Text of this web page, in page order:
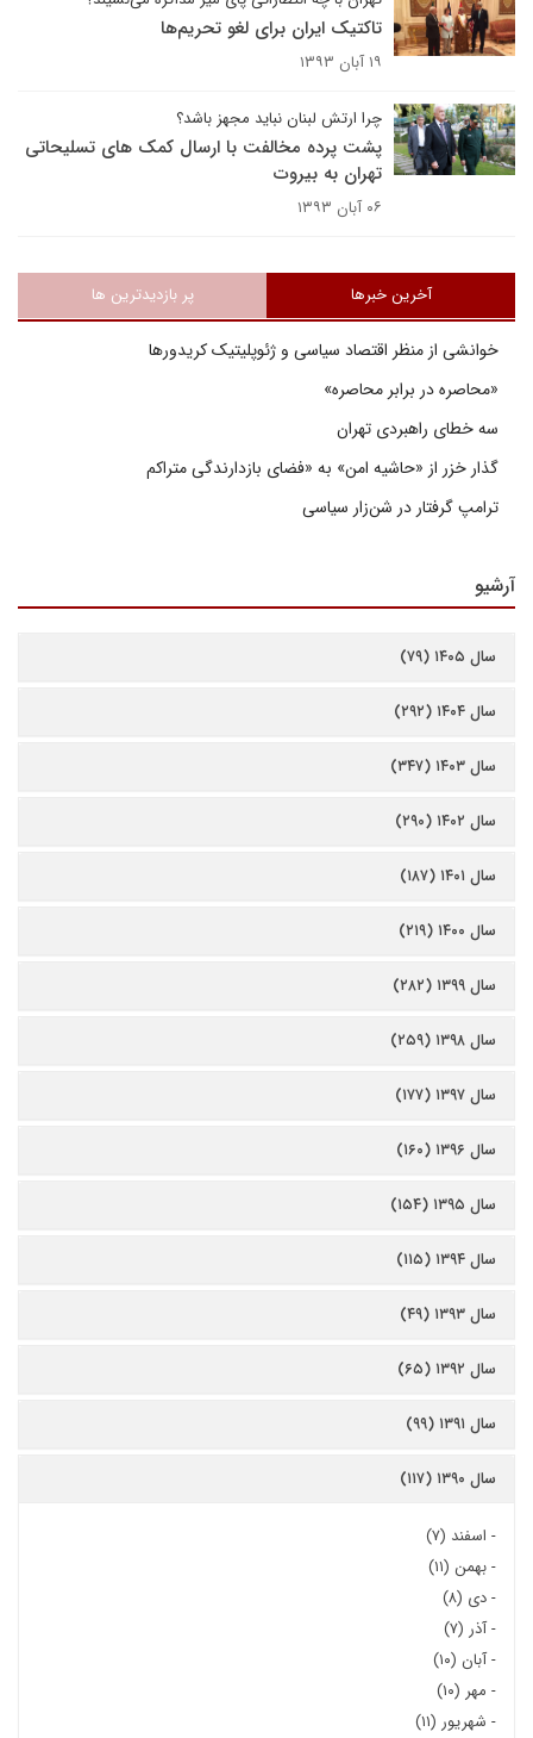
تاکتیک ایران برای لغو تحریم‌ها
۱۹ آبان ۱۳۹۳
چرا ارتش لبنان نباید مجهز باشد؟
پشت پرده مخالفت با ارسال کمک های تسلیحاتی
تهران به بیروت
۰۶ آبان ۱۳۹۳
آخرین خبرها پر بازدیدترین ها
خوانشی از منظر اقتصاد سیاسی و ژئوپلیتیک کریدورها
«محاصره در برابر محاصره»
سه خطای راهبردی تهران
گذار خزر از «حاشیه امن» به «فضای بازدارندگی متراکم
ترامپ گرفتار در شن‌زار سیاسی
آرشیو
سال ۱۴۰۵ (۷۹)
سال ۱۴۰۴ (۲۹۲)
سال ۱۴۰۳ (۳۴۷)
سال ۱۴۰۲ (۲۹۰)
سال ۱۴۰۱ (۱۸۷)
سال ۱۴۰۰ (۲۱۹)
سال ۱۳۹۹ (۲۸۲)
سال ۱۳۹۸ (۲۵۹)
سال ۱۳۹۷ (۱۷۷)
سال ۱۳۹۶ (۱۶۰)
سال ۱۳۹۵ (۱۵۴)
سال ۱۳۹۴ (۱۱۵)
سال ۱۳۹۳ (۴۹)
سال ۱۳۹۲ (۶۵)
سال ۱۳۹۱ (۹۹)
سال ۱۳۹۰ (۱۱۷)
- اسفند (۷)
-بهمن (۱۱)
-دی (۸)
-آذر (۷)
-آبان (۱۰)
- مهر (۱۰)
- شهریور (۱۱)